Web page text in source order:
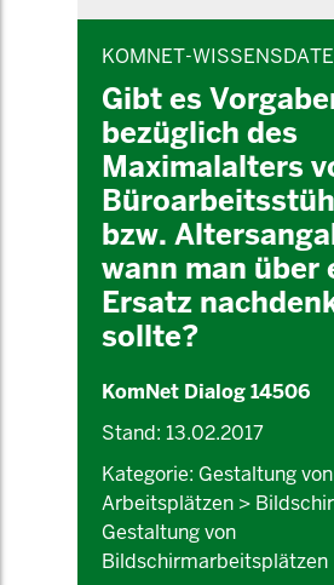
KOMNET-
Gibt es
bezüglich des
Maximalalters
bzw.
wann man über
Ersatz
sollte?
KomNet Dialog 14506
Stand: 13.02.2017
Kategorie: Gestaltung von
Arbeitsplätzen >
Gestaltung von
Bildschirmarbeitsplätzen